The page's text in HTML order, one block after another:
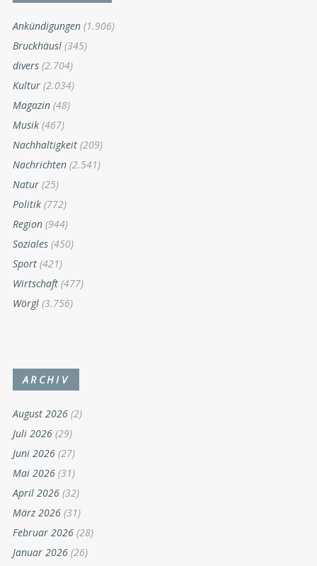
Ankündigungen (1.906)
Bruckhäusl (345)
divers (2.704)
Kultur (2.034)
Magazin (48)
Musik (467)
Nachhaltigkeit (209)
Nachrichten (2.541)
Natur (25)
Politik (772)
Region (944)
Soziales (450)
Sport (421)
Wirtschaft (477)
Wörgl (3.756)
ARCHIV
August 2026 (2)
Juli 2026 (29)
Juni 2026 (27)
Mai 2026 (31)
April 2026 (32)
März 2026 (31)
Februar 2026 (28)
Januar 2026 (26)